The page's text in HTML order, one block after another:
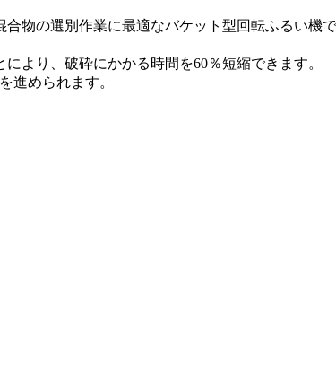
物の選別作業に最適なバケット型回転ふるい機
より、破砕にかかる時間を60％短縮できます。
進められます。